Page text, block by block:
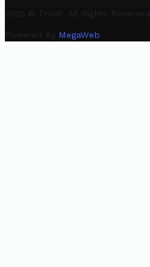
2025 © Trovit. All Rights Reserved.
Powered By MegaWeb